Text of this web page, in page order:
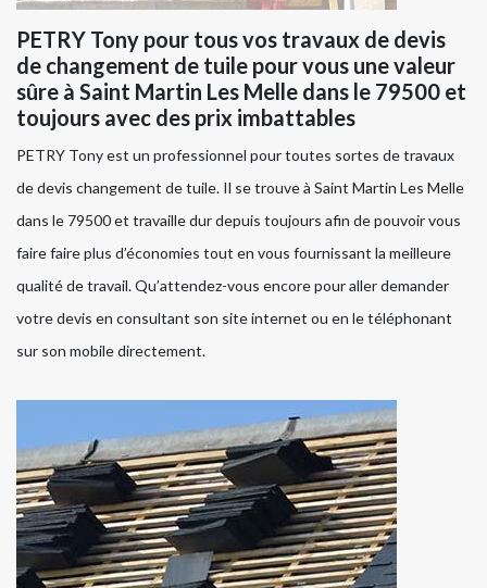
PETRY Tony pour tous vos travaux de devis
de changement de tuile pour vous une valeur
sûre à Saint Martin Les Melle dans le 79500 et
toujours avec des prix imbattables
PETRY Tony est un professionnel pour toutes sortes de travaux
de devis changement de tuile. Il se trouve à Saint Martin Les Melle
dans le 79500 et travaille dur depuis toujours afin de pouvoir vous
faire faire plus d’économies tout en vous fournissant la meilleure
qualité de travail. Qu’attendez-vous encore pour aller demander
votre devis en consultant son site internet ou en le téléphonant
sur son mobile directement.